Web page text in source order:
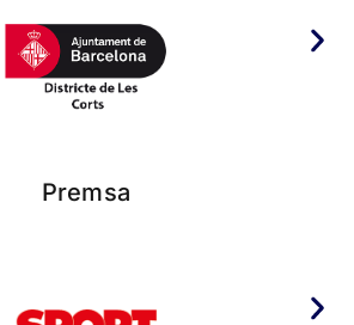
Premsa